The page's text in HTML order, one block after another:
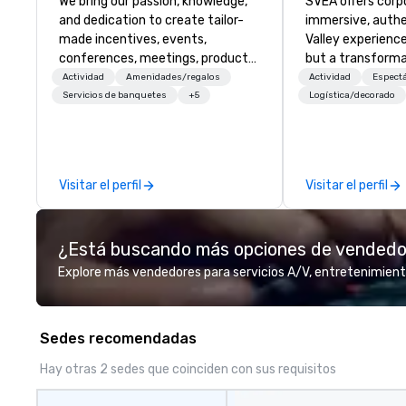
and dedication to create tailor-
made incentives, events,
conferences, meetings, product
launches, and luxury travel
experiences for our Clients. Based
information or collaboration
opportunities.
Actividad
Amenidades/regalos
Servicios de banquetes
+5
Visitar el perfil
immersive,
Valley
but a
and facilitate
innovation tours,
delegations,
corporate
group wants to
Valley founder,
mindsets
fastest-growing
walk away with
memorable,
for groups of
Actividad
Logística/decorado
Visitar el perfil
¿Está buscando más opciones de
Explore más vendedores para servicios A/V,
Sedes recomendadas
Hay otras 2 sedes que coinciden con sus requisitos